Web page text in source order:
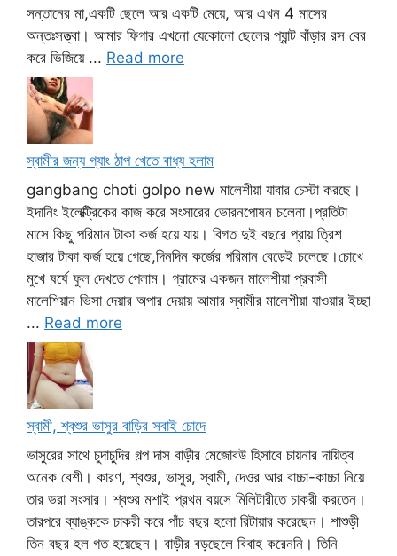
সন্তানের মা,একটি ছেলে আর একটি মেয়ে, আর এখন 4 মাসের
অন্তঃসত্ত্বা। আমার ফিগার এখনো যেকোনো ছেলের প্যান্ট বাঁড়ার রস বের
করে ভিজিয়ে ... Read more
স্বামীর জন্য গ্যাং ঠাপ খেতে বাধ্য হলাম
gangbang choti golpo new মালেশীয়া যাবার চেস্টা করছে।
ইদানিং ইলেক্ট্রিকের কাজ করে সংসারের ভোরনপোষন চলেনা।প্রতিটা
মাসে কিছু পরিমান টাকা কর্জ হয়ে যায়। বিগত দুই বছরে প্রায় ত্রিশ
হাজার টাকা কর্জ হয়ে গেছে,দিনদিন কর্জের পরিমান বেড়েই চলেছে।চোখে
মুখে ষর্ষে ফুল দেখতে পেলাম। গ্রামের একজন মালেশীয়া প্রবাসী
মালেশিয়ান ভিসা দেয়ার অপার দেয়ায় আমার স্বামীর মালেশীয়া যাওয়ার ইচ্ছা
... Read more
স্বামী, শ্বশুর ভাসুর বাড়ির সবাই চোদে
ভাসুরের সাথে চুদাচুদির গল্প দাস বাড়ীর মেজোবউ হিসাবে চায়নার দায়িত্ব
অনেক বেশী। কারণ, শ্বশুর, ভাসুর, স্বামী, দেওর আর বাচ্চা-কাচ্চা নিয়ে
তার ভরা সংসার। শ্বশুর মশাই প্রথম বয়সে মিলিটারীতে চাকরী করতেন।
তারপরে ব্যাঙ্ককে চাকরী করে পাঁচ বছর হলো রিটায়ার করেছেন। শাশুড়ী
তিন বছর হল গত হয়েছেন। বাড়ীর বড়ছেলে বিবাহ করেননি। তিনি